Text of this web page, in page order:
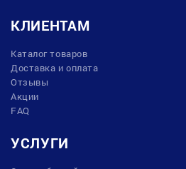
КЛИЕНТАМ
Каталог товаров
Доставка и оплата
Отзывы
Акции
FAQ
УСЛУГИ